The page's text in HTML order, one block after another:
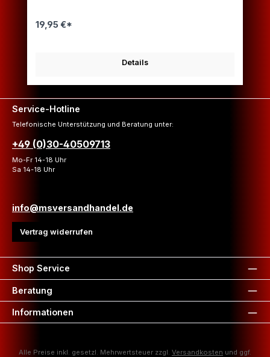
19,95 €*
Details
Service-Hotline
Telefonische Unterstützung und Beratung unter:
+49 (0)30-40509713
Mo-Fr 14-18 Uhr
Sa 14-18 Uhr
info@msversandhandel.de
Vertrag widerrufen
Shop Service
Beratung
Informationen
Alle Preise inkl. gesetzl. Mehrwertsteuer zzgl. Versandkosten und ggf.